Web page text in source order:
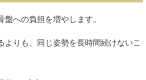
への負担を増やします。
よりも、同じ姿勢を長時間続けないこ